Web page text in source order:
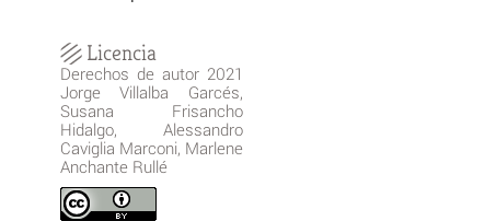
Licencia
Derechos de autor 2021
Jorge Villalba Garcés,
Susana Frisancho
Hidalgo, Alessandro
Caviglia Marconi, Marlene
Anchante Rullé